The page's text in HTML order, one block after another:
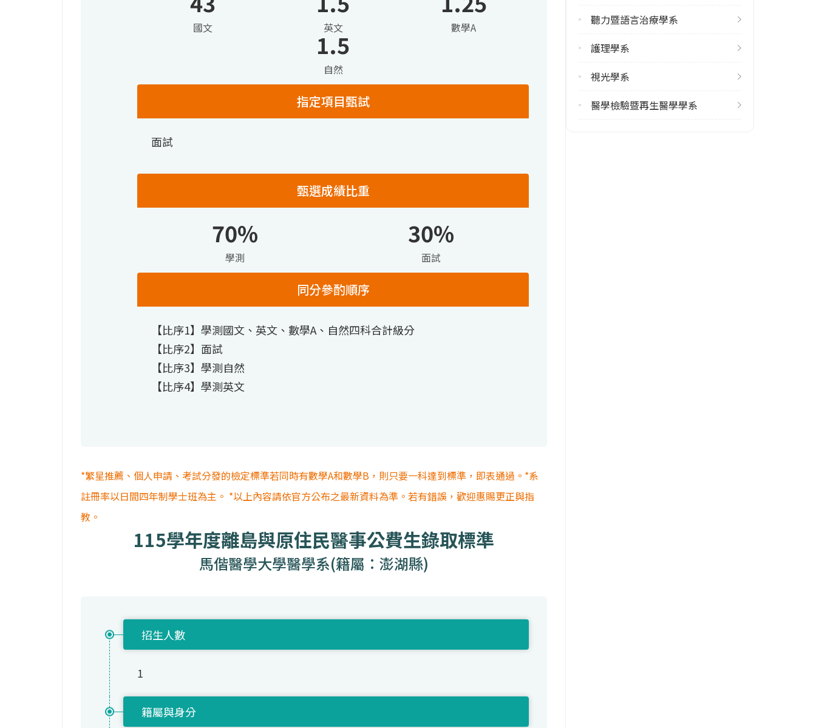
國文 英文 數學A
1.5
自然
指定項目甄試
面試
甄選成績比重
70%
學測
30%
面試
同分參酌順序
【比序1】學測國文、英文、數學A、自然四科合計級分
【比序2】面試
【比序3】學測自然
【比序4】學測英文
*繁星推薦、個人申請、考試分發的檢定標準若同時有數學A和數學B，則只要一科達到標準，即表通過。*系
註冊率以日間四年制學士班為主。 *以上內容請依官方公布之最新資料為準。若有錯誤，歡迎惠賜更正與指
教。
115學年度離島與原住民醫事公費生錄取標準
馬偕醫學大學醫學系(籍屬：澎湖縣)
招生人數
1
籍屬與身分
聽力暨語言治療學系
護理學系
視光學系
醫學檢驗暨再生醫學學系